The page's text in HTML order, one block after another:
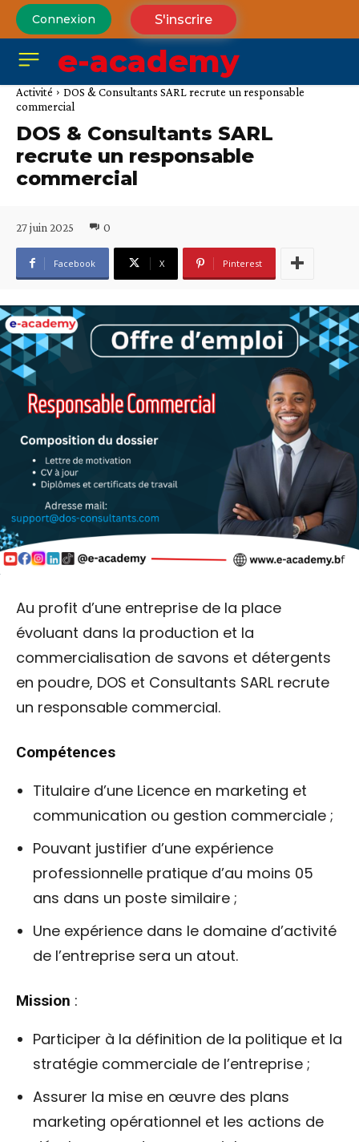
Connexion S'inscrire
e-academy
Activité
DOS & Consultants SARL recrute un responsable
commercial
DOS & Consultants SARL
recrute un responsable
commercial
27 juin 2025 0
Facebook X Pinterest
Au profit d’une entreprise de la place
évoluant dans la production et la
commercialisation de savons et détergents
en poudre, DOS et Consultants SARL recrute
un responsable commercial.
Compétences
Titulaire d’une Licence en marketing et
communication ou gestion commerciale ;
Pouvant justifier d’une expérience
professionnelle pratique d’au moins 05
ans dans un poste similaire ;
Une expérience dans le domaine d’activité
de l’entreprise sera un atout.
Mission :
Participer à la définition de la politique et la
stratégie commerciale de l’entreprise ;
Assurer la mise en œuvre des plans
marketing opérationnel et les actions de